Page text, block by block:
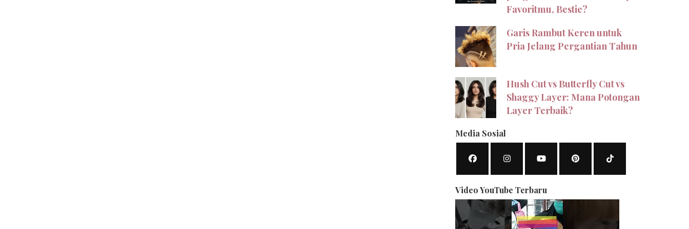
Favoritmu, Bestie?
Garis Rambut Keren untuk
Pria Jelang Pergantian Tahun
Hush Cut vs Butterfly Cut vs
Shaggy Layer: Mana Potongan
Layer Terbaik?
Media Sosial
Video YouTube Terbaru